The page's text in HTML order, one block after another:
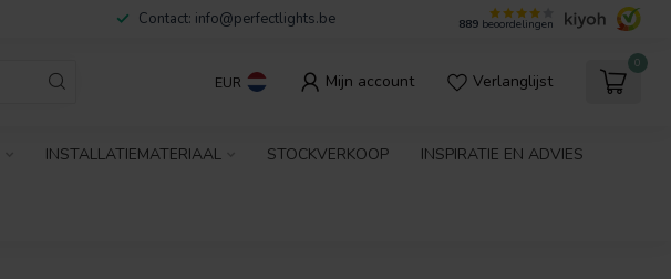
Contact: info@perfectlights.be 889 beoordelingen
EUR Mijn account Verlanglijst
0
INSTALLATIEMATERIAAL STOCKVERKOOP INSPIRATIE EN ADVIES